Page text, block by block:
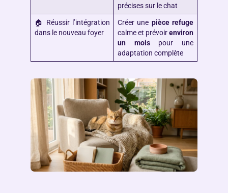
précises sur le chat
🏠 Réussir l’intégration
dans le nouveau foyer
Créer une pièce refuge
calme et prévoirenviron
un moispour une
adaptation complète